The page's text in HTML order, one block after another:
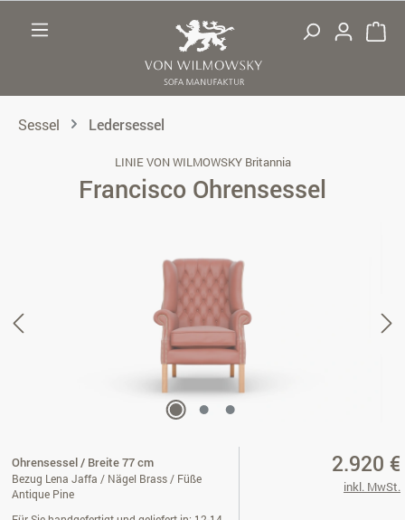
Sessel Ledersessel
LINIE VON WILMOWSKY Britannia
Francisco Ohrensessel
Ohrensessel / Breite 77 cm
Bezug Lena Jaffa / Nägel Brass / Füße
Antique Pine
2.920 €
inkl. MwSt.